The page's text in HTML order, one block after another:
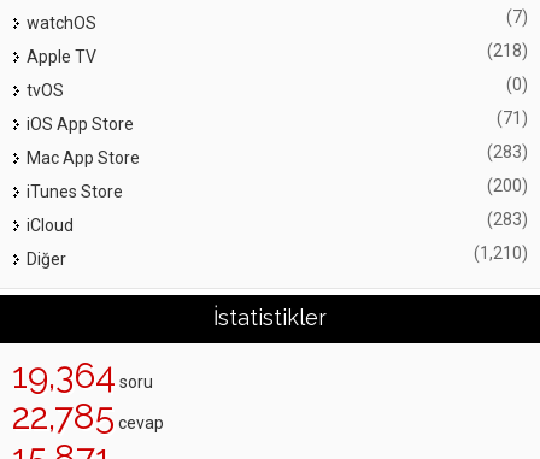
watchOS (7)
Apple TV (218)
tvOS (0)
iOS App Store (71)
Mac App Store (283)
iTunes Store (200)
iCloud (283)
Diğer (1,210)
İstatistikler
19,364 soru
22,785 cevap